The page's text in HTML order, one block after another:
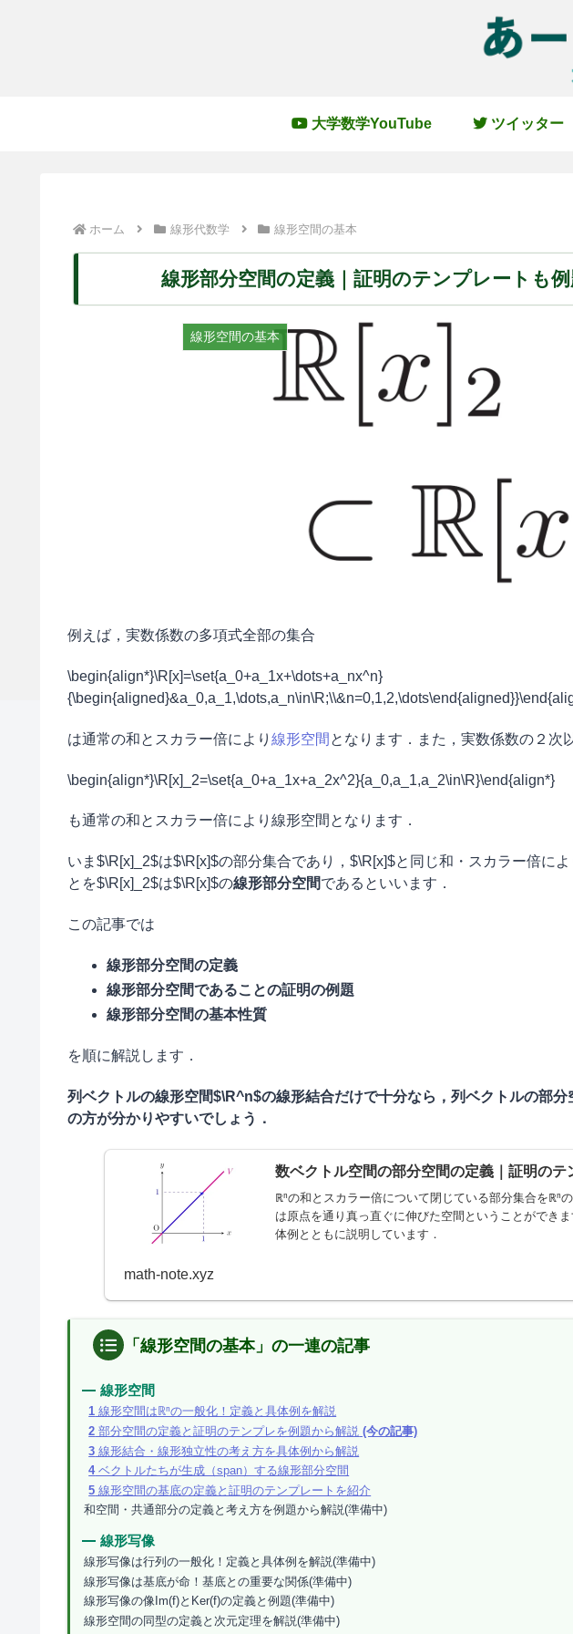
大学数学YouTube ツイッター
ホーム 線形代数学 線形空間の基本
線形部分空間の定義｜証明のテンプレートも
線形空間の基本
例えば，実数係数の多項式全部の集合
\begin{align*}\R[x]=\set{a_0+a_1x+\dots+a_nx^n}
は通常の和とスカラー倍により 線形空間 となります．また，実数係数の２次
\begin{align*}\R[x]_2=\set{a_0+a_1x+a_2x^2}{a_0,a_1,a_2\in\R}\end{align*}
も通常の和とスカラー倍により線形空間となります．
いま$\R[x]_2$は$\R[x]$の部分集合であり，$\R[x]$と同じ和・スカラー倍に
とを$\R[x]_2$は$\R[x]$の線形部分空間であるといいます．
この記事では
線形部分空間の定義
線形部分空間であることの証明の例題
線形部分空間の基本性質
を順に解説します．
列ベクトルの線形空間$\R^n$の線形結合だけで十分なら，列ベクトルの部
の方が分かりやすいでしょう．
数ベクトル空間の部分空間の定義｜証明のテ
ℝⁿの和とスカラー倍について閉じている部分集合をℝⁿ
は原点を通り真っ直ぐに伸びた空間ということができ
体例とともに説明しています．
math-note.xyz
「線形空間の基本」の一連の記事
線形空間
1 線形空間はℝⁿの一般化！定義と具体例を解説
2 部分空間の定義と証明のテンプレを例題から解説 (今の記事)
3 線形結合・線形独立性の考え方を具体例から解説
4ベクトルたちが生成（span）する線形部分空間
5 線形空間の基底の定義と証明のテンプレートを紹介
和空間・共通部分の定義と考え方を例題から解説(準備中)
線形写像
線形写像は行列の一般化！定義と具体例を解説(準備中)
線形写像は基底が命！基底との重要な関係(準備中)
線形写像の像Im(f)とKer(f)の定義と例題(準備中)
線形空間の同型の定義と次元定理を解説(準備中)